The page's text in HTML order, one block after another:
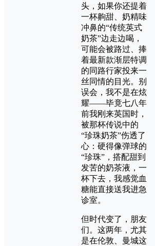
头，如果你还提着
一杯齁甜、奶精味
冲鼻的“传统英式
奶茶”边走边喝，
可能会被路过、捧
着最新款渐层特调
的同路行家投来一
丝同情的目光。别
误会，我不是在炫
耀——毕竟七八年
前我刚来英国时，
被那杯传说中的
“珍珠奶茶”伤透了
心：硬得像弹球的
“珍珠”，搭配甜到
发苦的奶茶液，一
杯下去，我感觉血
糖能直接送我进急
诊室。
但时代变了，朋友
们。这两年，尤其
是在伦敦、曼城这